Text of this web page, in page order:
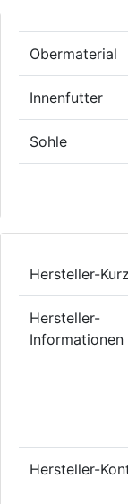
Obermaterial
Innenfutter
Sohle
Hersteller-
Hersteller-
Informationen
Hersteller-